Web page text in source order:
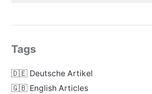
Tags
🇩🇪 Deutsche Artikel
🇬🇧 English Articles